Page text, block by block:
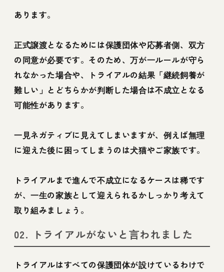
あります。
正式譲渡となるためには保護団体や応募者側、双方
の同意が必要です。そのため、万が一ルールが守ら
れなかった場合や、トライアルの結果「継続飼養が
難しい」とどちらかが判断した場合は不成立となる
可能性があります。
一見ネガティブに見えてしまいますが、例えば無理
に迎えた後に困ってしまうのは犬猫やご家族です。
トライアルまで進んで不成立になるケースは稀です
が、一生の家族として迎えられるかしっかり考えて
取り組みましょう。
02. トライアルがないと言われました
トライアルはすべての保護団体が設けているわけで